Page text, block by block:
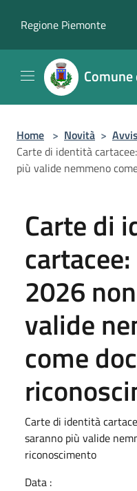
Regione Piemonte
Home > Novità >
Carte di identità
più valide nemmeno
Carte di
2026
valide
come
Carte di identità
saranno più valide
riconoscimento
Data :